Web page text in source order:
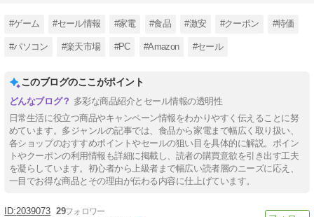
#ゲーム #セール情報 #家電 #食品 #激安 #クーポン #特価
#パソコン #楽天市場 #PC #Amazon #セール
このブログのここがポイント
多彩な商品紹介とセール情報の透明性
日常生活に役立つ商品やキャンペーン情報をわかりやすく伝えることに努
めています。多ジャンルの記事では、食品から家電まで幅広く取り扱い、
各ショップのおすすめポイントやセールの狙い目を具体的に解説。ポイン
トやクーポンの利用情報も詳細に掲載し、読者の購買意欲を引き出す工夫
を凝らしています。初心者から上級者まで幅広い読者層のニーズに応え、
一目でお得な商品とその理由が伝わる内容に仕上げています。
2039073 29